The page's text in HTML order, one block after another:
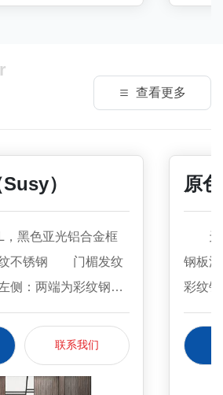
查看更多
）
黑色亚光铝合金框
不锈钢 门楣发纹
：两端为彩纹钢板
镜面不锈钢镀黑钛
两端为彩纹钢板
为镜面不锈钢 后
）+镜面不锈
联系我们
原色
天
钢板
彩纹
+镜面
面 地